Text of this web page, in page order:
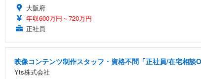
大阪府
年収600万円～720万円
正社員
映像コンテンツ制作スタッフ・資格不問「正社員/在宅相談
Yts株式会社